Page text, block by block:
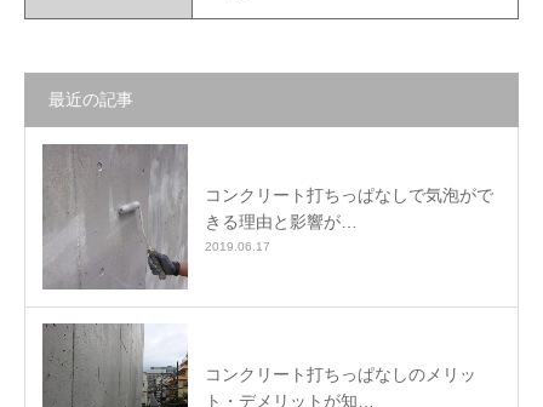
最近の記事
コンクリート打ちっぱなしで気泡がで
きる理由と影響が…
2019.06.17
コンクリート打ちっぱなしのメリッ
ト・デメリットが知…